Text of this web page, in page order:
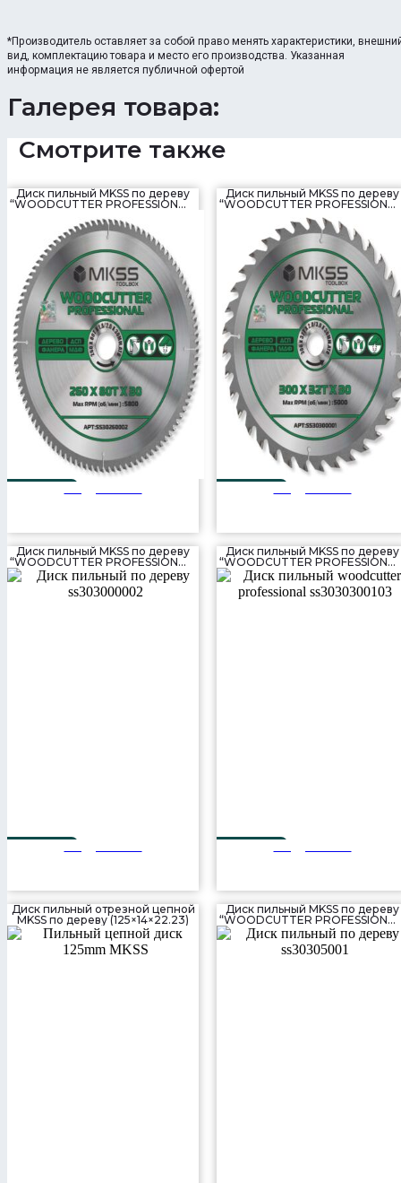
*Производитель оставляет за собой право менять характеристики,
вид, комплектацию товара и место его производства. Указанная
информация не является публичной офертой
Галерея товара:
Смотрите также
Диск пильный MKSS по дереву
“WOODCUTTER PROFESSIONAL”
Диск пильный MKSS по дереву
“WOODCUTTER
(300×32T×30 мм)
Диск пильный MKSS по дереву
“WOODCUTTER PROFESSIONAL”
(300×56T×30 мм)
Диск пильный MKSS по дереву
“WOODCUTTER
(300×80T×30 мм)
Диск пильный отрезной цепной
MKSS по дереву (125×14×22.23)
Диск пильный MKSS по дереву
“WOODCUTTER
(305×48T×30 мм)